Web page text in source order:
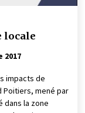
locale
2017
impacts de
Poitiers, mené par
dans la zone